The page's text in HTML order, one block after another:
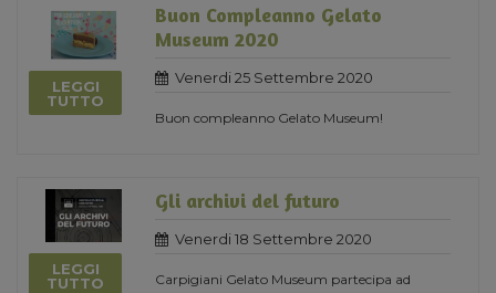
LEGGI
TUTTO
Buon Compleanno Gelato
Museum 2020
Venerdi 25 Settembre 2020
Buon compleanno Gelato Museum!
LEGGI
TUTTO
Gli archivi del futuro
Venerdi 18 Settembre 2020
Carpigiani Gelato Museum partecipa ad